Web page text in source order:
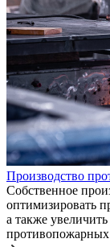
Производство
Собственное
оптимизировать
а также